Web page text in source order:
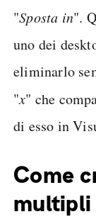
"Sposta in".
uno dei
eliminarlo
"x" che
di esso in
Come
multipli